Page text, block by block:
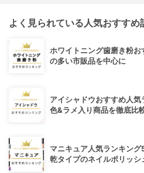
よく見られている人気おすすめ
ホワイトニング歯磨き粉
の多い市販品を中心に
アイシャドウおすすめ人
色&ラメ入り商品を徹底比
マニキュア人気ランキン
乾タイプのネイルポリッシ